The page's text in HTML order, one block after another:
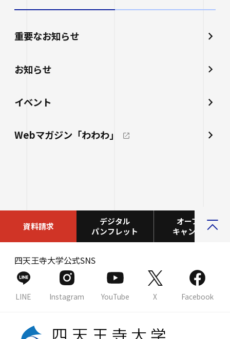
重要なお知らせ
お知らせ
イベント
Webマガジン「わわわ」
資料請求
デジタル
パンフレット
オープン
キャンパス
四天王寺大学公式SNS
LINE Instagram YouTube X Facebook